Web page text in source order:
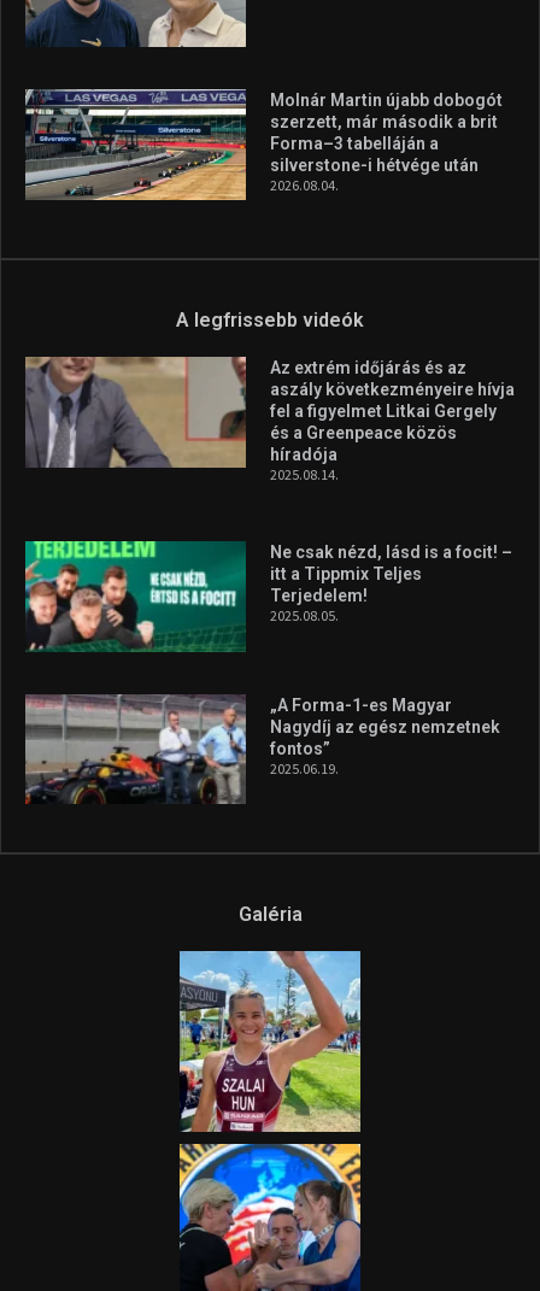
Molnár Martin újabb dobogót
szerzett, már második a brit
Forma–3 tabelláján a
silverstone-i hétvége után
2026.08.04.
A legfrissebb videók
Az extrém időjárás és az
aszály következményeire hívja
fel a figyelmet Litkai Gergely
és a Greenpeace közös
híradója
2025.08.14.
Ne csak nézd, lásd is a focit! –
itt a Tippmix Teljes
Terjedelem!
2025.08.05.
„A Forma-1-es Magyar
Nagydíj az egész nemzetnek
fontos”
2025.06.19.
Galéria